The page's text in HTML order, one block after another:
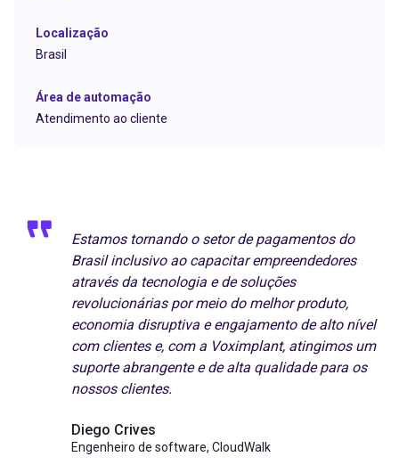
Estamos tornando o setor de pagamentos do
Brasil inclusivo ao capacitar empreendedores
através da tecnologia e de soluções
revolucionárias por meio do melhor produto,
economia disruptiva e engajamento de alto nível
com clientes e, com a Voximplant, atingimos um
suporte abrangente e de alta qualidade para os
nossos clientes.
Diego Crives
Engenheiro de software, CloudWalk
Localização
Brasil
Área de automação
Atendimento ao cliente